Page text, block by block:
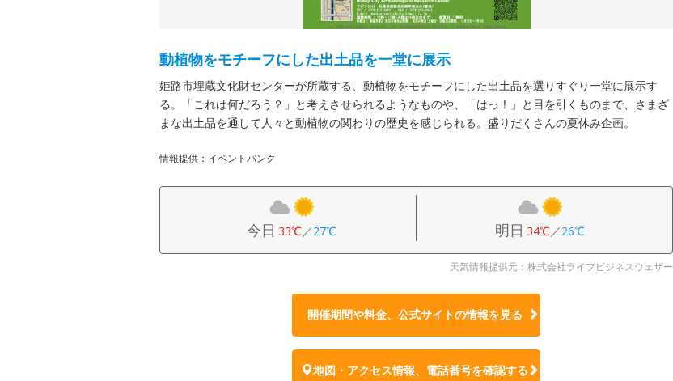
動植物をモチーフにした出土品を一堂に展示
姫路市埋蔵文化財センターが所蔵する、動植物をモチーフにした出土品を選りすぐり一堂に展示す
る。「これは何だろう？」と考えさせられるようなものや、「はっ！」と目を引くものまで、さまざ
まな出土品を通して人々と動植物の関わりの歴史を感じられる。盛りだくさんの夏休み企画。
情報提供：イベントバンク
今日 33℃／27℃ 明日 34℃／26℃
天気情報提供元：株式会社ライフビジネスウェザー
開催期間や料金、公式サイトの情報を見る
地図・アクセス情報、電話番号を確認する